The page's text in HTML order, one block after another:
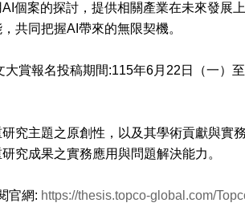
個案的探討，提供相關產業在未來發展
共同把握AI帶來的無限契機。
賞報名投稿期間:115年6月22日（一）
究主題之原創性，以及其學術貢獻與實務
究成果之實務應用與問題解決能力。
官網: https://thesis.topco-global.com/